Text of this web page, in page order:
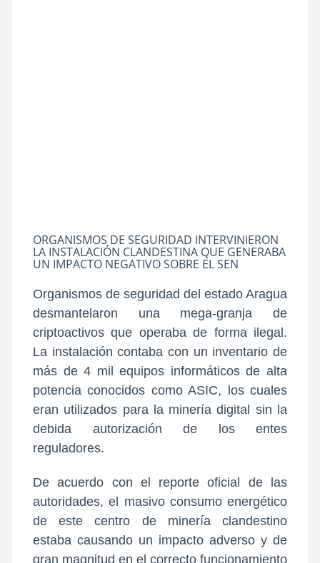
ORGANISMOS DE SEGURIDAD INTERVINIERON
LA INSTALACIÓN CLANDESTINA QUE GENERABA
UN IMPACTO NEGATIVO SOBRE EL SEN
Organismos de seguridad del estado Aragua
desmantelaron una mega-granja de
criptoactivos que operaba de forma ilegal.
La instalación contaba con un inventario de
más de 4 mil equipos informáticos de alta
potencia conocidos como ASIC, los cuales
eran utilizados para la minería digital sin la
debida autorización de los entes
reguladores.
De acuerdo con el reporte oficial de las
autoridades, el masivo consumo energético
de este centro de minería clandestino
estaba causando un impacto adverso y de
gran magnitud en el correcto funcionamiento